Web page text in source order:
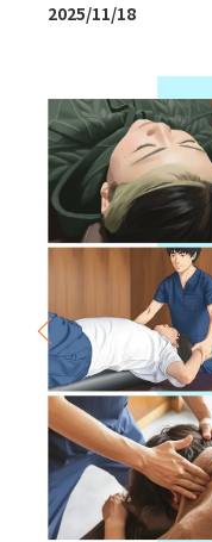
2025/11/18